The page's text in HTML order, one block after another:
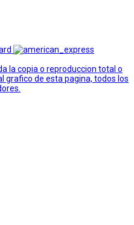
la copia o reproduccion total o
grafico de esta pagina, todos los